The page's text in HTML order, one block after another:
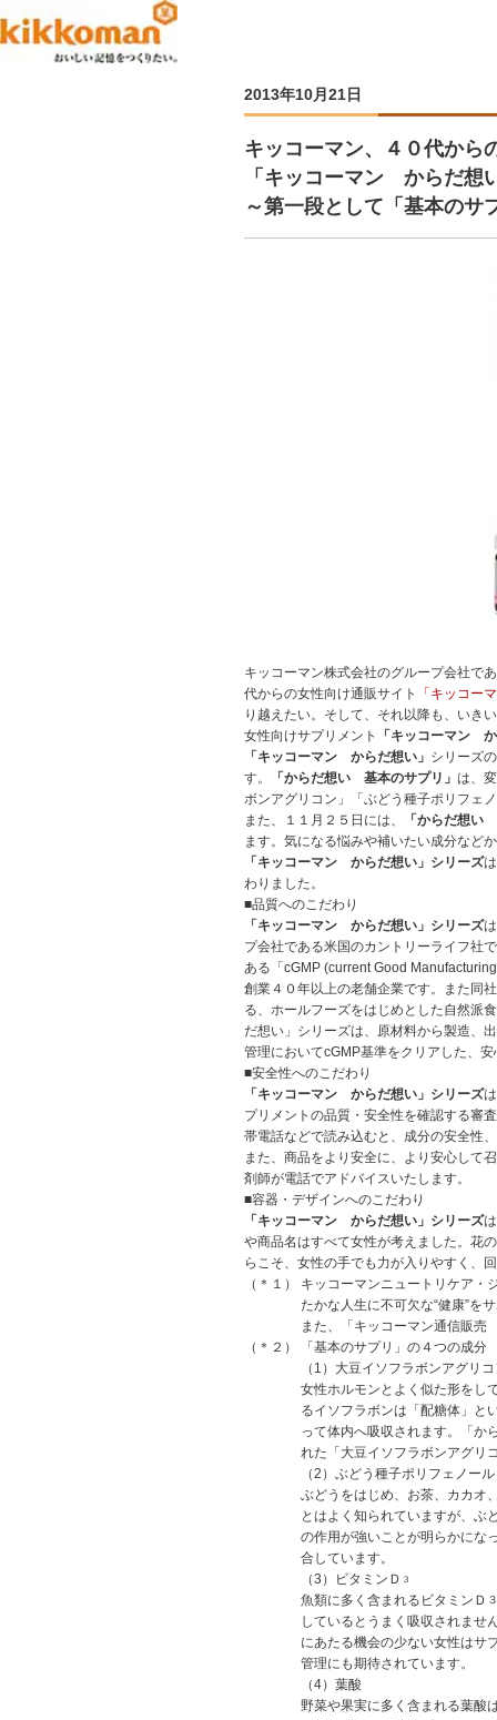
2013年10月21日
キッコーマン、４０代から
「キッコーマン からだ想
～第一段として「基本のサ
キッコーマン株式会社のグループ会社で
代からの女性向け通販サイト
「キッコー
り越えたい。そして、それ以降も、いき
女性向けサプリメント
「キッコーマン
「キッコーマン からだ想い」 シリーズ
す。
「からだ想い 基本のサプリ」 は、
ボンアグリコン」「ぶどう種子ポリフェ
また、１１月２５日には、
「からだ想い
ます。気になる悩みや補いたい成分など
「キッコーマン からだ想い」 シリーズ
わりました。
■品質へのこだわり
「キッコーマン からだ想い」 シリーズ
プ会社である米国のカントリーライフ社
ある「cGMP (current Good
創業４０年以上の老舗企業です。また同
る、ホールフーズをはじめとした自然派
だ想い」シリーズは、原材料から製造、
管理においてcGMP基準をクリアした、
■安全性へのこだわり
「キッコーマン からだ想い」シリーズ
プリメントの品質・安全性を確認する審
帯電話などで読み込むと、成分の安全性
また、商品をより安全に、より安心して
剤師が電話でアドバイスいたします。
■容器・デザインへのこだわり
「キッコーマン からだ想い」シリーズ
や商品名はすべて女性が考えました。花
らこそ、女性の手でも力が入りやすく、
（＊１） キッコーマンニュートリケア・
たかな人生に不可欠な“健康”を
また、「キッコーマン通信販
（＊２）
「基本のサプリ」の４つの成分
（1）大豆イソフラボンアグリ
女性ホルモンとよく似た形をし
るイソフラボンは「配糖体」と
って体内へ吸収されます。「
れた「大豆イソフラボンアグリ
（2）ぶどう種子ポリフェノール
ぶどうをはじめ、お茶、カカオ
とはよく知られていますが、ぶ
の作用が強いことが明らかにな
合しています。
（3）ビタミンＤ ３
魚類に多く含まれるビタミンＤ ３
しているとうまく吸収されませ
にあたる機会の少ない女性はサ
管理にも期待されています。
（4）葉酸
野菜や果実に多く含まれる葉酸